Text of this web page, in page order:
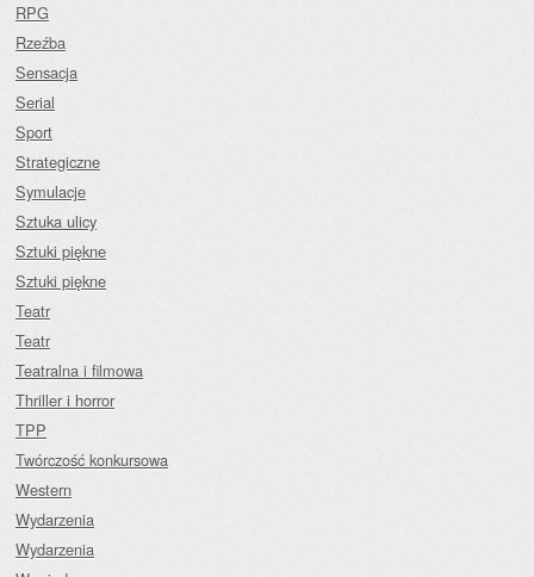
RPG
Rzeźba
Sensacja
Serial
Sport
Strategiczne
Symulacje
Sztuka ulicy
Sztuki piękne
Sztuki piękne
Teatr
Teatr
Teatralna i filmowa
Thriller i horror
TPP
Twórczość konkursowa
Western
Wydarzenia
Wydarzenia